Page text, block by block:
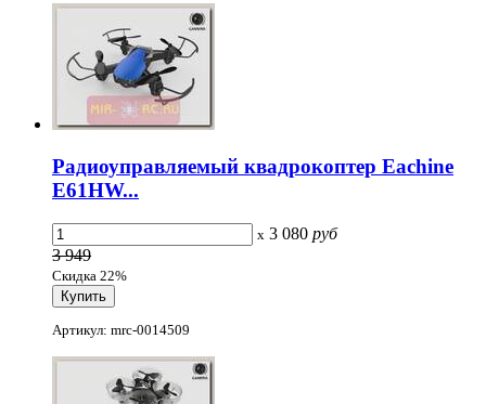
Радиоуправляемый квадрокоптер Eachine
E61HW...
x 3 080 руб
3 949
Скидка 22%
Артикул: mrc-0014509